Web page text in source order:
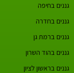
גננים בחיפה
גננים בחדרה
גננים ברמת גן
גננים בהוד השרון
גננים בראשון לציון